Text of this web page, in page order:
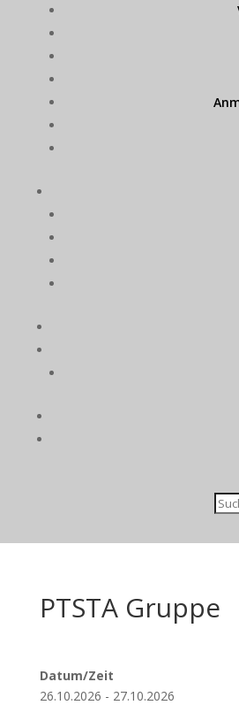
PTSTA Gruppe
Datum/Zeit
26.10.2026 - 27.10.2026